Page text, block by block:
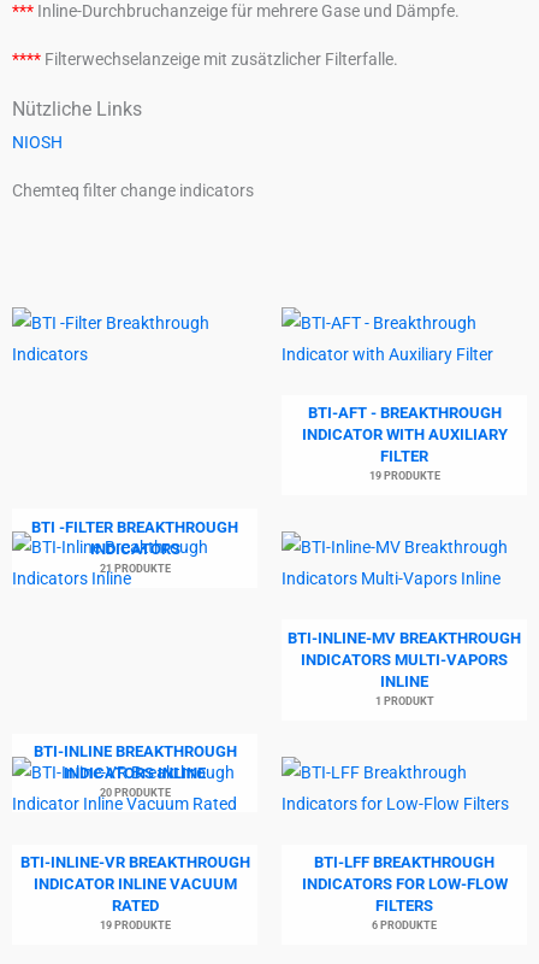
*** Inline-Durchbruchanzeige für mehrere Gase und Dämpfe.
**** Filterwechselanzeige mit zusätzlicher Filterfalle.
Nützliche Links
NIOSH
Chemteq filter change indicators
BTI -FILTER BREAKTHROUGH
INDICATORS
21 PRODUKTE
BTI-AFT - BREAKTHROUGH
INDICATOR WITH AUXILIARY
FILTER
19 PRODUKTE
BTI-INLINE BREAKTHROUGH
INDICATORS INLINE
20 PRODUKTE
BTI-INLINE-MV BREAKTHROUGH
INDICATORS MULTI-VAPORS
INLINE
1 PRODUKT
BTI-INLINE-VR BREAKTHROUGH
INDICATOR INLINE VACUUM
RATED
19 PRODUKTE
BTI-LFF BREAKTHROUGH
INDICATORS FOR LOW-FLOW
FILTERS
6 PRODUKTE